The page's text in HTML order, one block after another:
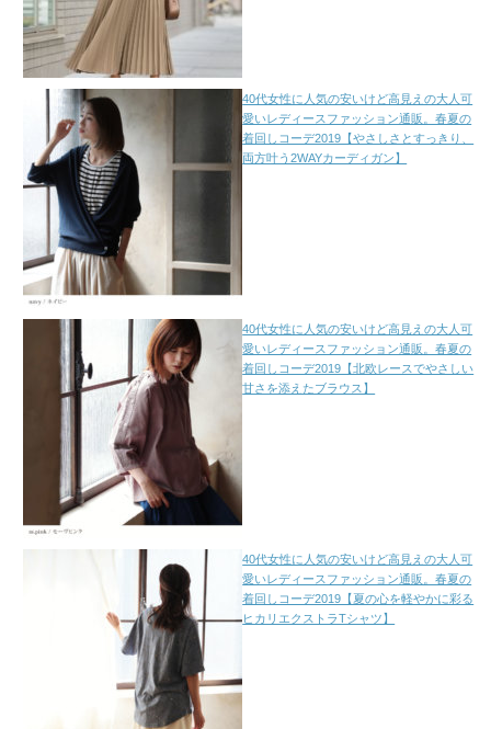
40代女性に人気の安いけど高見えの大人可
愛いレディースファッション通販。春夏の
着回しコーデ2019【やさしさとすっきり、
両方叶う2WAYカーディガン】
40代女性に人気の安いけど高見えの大人可
愛いレディースファッション通販。春夏の
着回しコーデ2019【北欧レースでやさしい
甘さを添えたブラウス】
40代女性に人気の安いけど高見えの大人可
愛いレディースファッション通販。春夏の
着回しコーデ2019【夏の心を軽やかに彩る
ヒカリエクストラTシャツ】